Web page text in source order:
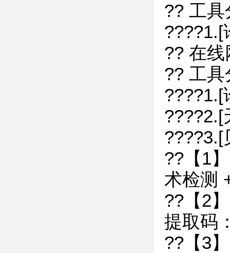
?? 工具
????1.[
?? 在
?? 工具
????1.[
????2.[
????3.[
??【1
术检测
??【2
提取码
??【3